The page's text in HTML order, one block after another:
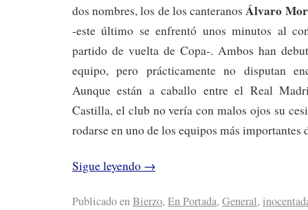
dos nombres, los de los canteranos Álvaro
-este último se enfrentó unos minutos al
partido de vuelta de Copa-. Ambos han
equipo, pero prácticamente no disputan
Aunque están a caballo entre el Real
Castilla, el club no vería con malos ojos su
rodarse en uno de los equipos más importantes
Sigue leyendo →
Publicado enBierzo, En Portada, General,